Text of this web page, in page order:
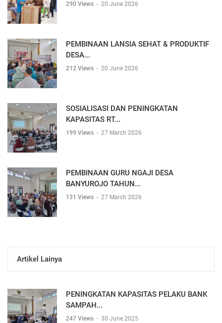
290 Views - 20 June 2026
PEMBINAAN LANSIA SEHAT & PRODUKTIF
DESA...
212 Views - 20 June 2026
SOSIALISASI DAN PENINGKATAN
KAPASITAS RT...
199 Views - 27 March 2026
PEMBINAAN GURU NGAJI DESA
BANYUROJO TAHUN...
131 Views - 27 March 2026
Artikel Lainya
PENINGKATAN KAPASITAS PELAKU BANK
SAMPAH...
247 Views - 30 June 2025